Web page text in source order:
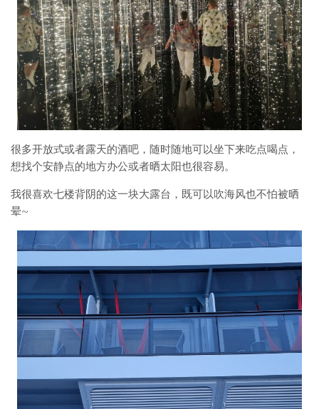
很多开放式或者露天的酒吧，随时随地可以坐下来吃点喝点，
想找个安静点的地方办公或者晒太阳也很容易。
我很喜欢七楼背阴的这一块大露台，既可以吹海风也不怕被晒
晕~